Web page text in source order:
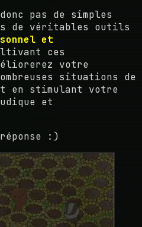
pas de simples
de véritables outils
et
ces
votre
situations de
en stimulant votre
et
:)